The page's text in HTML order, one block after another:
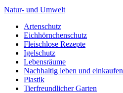
Natur- und Umwelt
Artenschutz
Eichhörnchenschutz
Fleischlose Rezepte
Igelschutz
Lebensräume
Nachhaltig leben und einkaufen
Plastik
Tierfreundlicher Garten